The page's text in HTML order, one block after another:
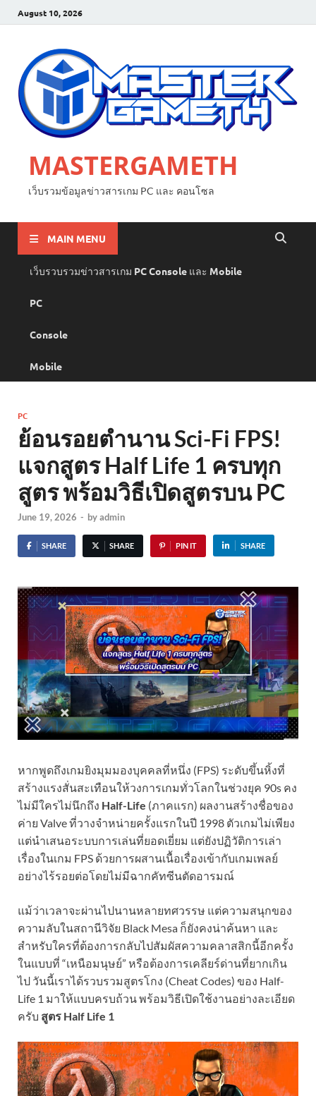
August 10, 2026
MASTERGAMETH
เว็บรวมข้อมูลข่าวสารเกม PC และ คอนโซล
MAIN MENU
เว็บรวบรวมข่าวสารเกม PC Console และ Mobile
PC
Console
Mobile
PC
ย้อนรอยตำนาน Sci-Fi FPS!
แจกสูตร Half Life 1 ครบทุก
สูตร พร้อมวิธีเปิดสูตรบน PC
June 19, 2026 - byadmin
SHARE SHARE PIN IT SHARE
หากพูดถึงเกมยิงมุมมองบุคคลที่หนึ่ง (FPS) ระดับขึ้นหิ้งที่
สร้างแรงสั่นสะเทือนให้วงการเกมทั่วโลกในช่วงยุค 90s คง
ไม่มีใครไม่นึกถึง Half-Life (ภาคแรก) ผลงานสร้างชื่อของ
ค่าย Valve ที่วางจำหน่ายครั้งแรกในปี 1998 ตัวเกมไม่เพียง
แต่นำเสนอระบบการเล่นที่ยอดเยี่ยม แต่ยังปฏิวัติการเล่า
เรื่องในเกม FPS ด้วยการผสานเนื้อเรื่องเข้ากับเกมเพลย์
อย่างไร้รอยต่อโดยไม่มีฉากคัทซีนตัดอารมณ์
แม้ว่าเวลาจะผ่านไปนานหลายทศวรรษ แต่ความสนุกของ
ความลับในสถานีวิจัย Black Mesa ก็ยังคงน่าค้นหา และ
สำหรับใครที่ต้องการกลับไปสัมผัสความคลาสสิกนี้อีกครั้ง
ในแบบที่ “เหนือมนุษย์” หรือต้องการเคลียร์ด่านที่ยากเกิน
ไป วันนี้เราได้รวบรวมสูตรโกง (Cheat Codes) ของ Half-
Life 1 มาให้แบบครบถ้วน พร้อมวิธีเปิดใช้งานอย่างละเอียด
ครับ สูตร Half Life 1